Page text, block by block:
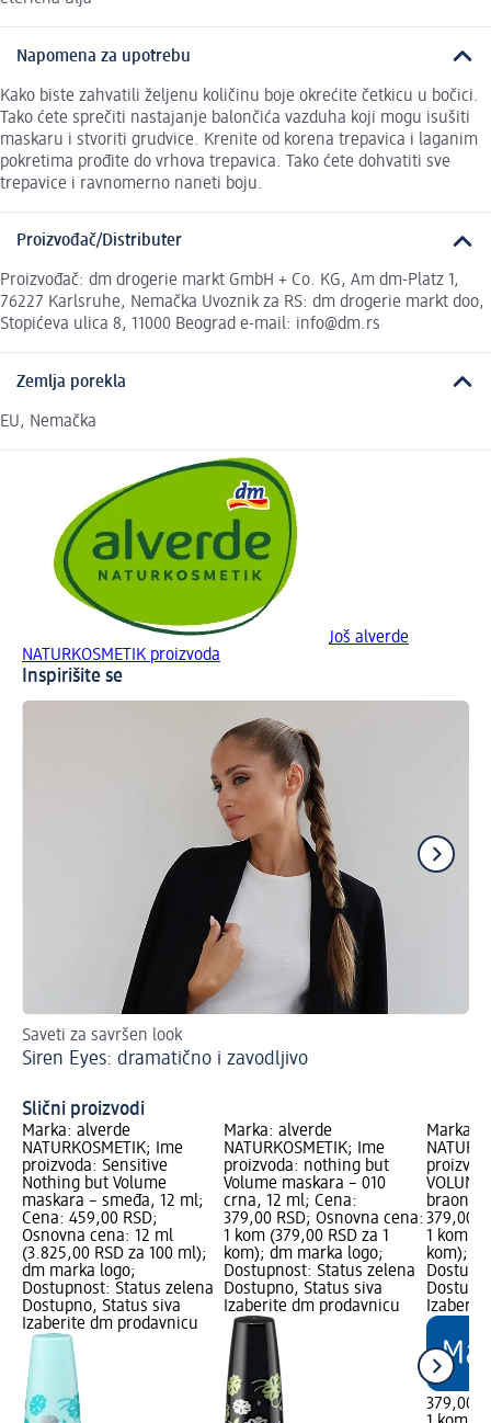
Napomena za upotrebu
Kako biste zahvatili željenu količinu boje okrećite četkicu u bočici.
Tako ćete sprečiti nastajanje balončića vazduha koji mogu isušiti
maskaru i stvoriti grudvice. Krenite od korena trepavica i laganim
pokretima prođite do vrhova trepavica. Tako ćete dohvatiti sve
trepavice i ravnomerno naneti boju.
Proizvođač/Distributer
Proizvođač: dm drogerie markt GmbH + Co. KG, Am dm-Platz 1,
76227 Karlsruhe, Nemačka Uvoznik za RS: dm drogerie markt doo,
Stopićeva ulica 8, 11000 Beograd e-mail: info@dm.rs
Zemlja porekla
EU, Nemačka
Još alverde
NATURKOSMETIK proizvoda
Inspirišite se
Saveti za savršen look
Siren Eyes: dramatično i zavodljivo
Slični proizvodi
Marka: alverde
NATURKOSMETIK; Ime
proizvoda: Sensitive
Nothing but Volume
maskara – smeđa, 12 ml;
Cena: 459,00 RSD;
Osnovna cena: 12 ml
(3.825,00 RSD za 100 ml);
dm marka logo;
Dostupnost: Status zelena
Dostupno, Status siva
Izaberite dm prodavnicu
Marka: alverde
NATURKOSMETIK; Ime
proizvoda: nothing but
Volume maskara – 010
crna, 12 ml; Cena:
379,00 RSD; Osnovna cena:
1 kom (379,00 RSD za 1
kom); dm marka logo;
Dostupnost: Status zelena
Dostupno, Status siva
Izaberite dm prodavnicu
Marka:
braon,
379,00
1 kom
kom);
379,00